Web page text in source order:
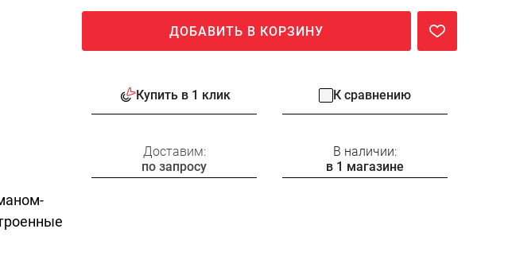
ДОБАВИТЬ В КОРЗИНУ
Купить в 1 клик К сравнению
Доставим:
по запросу
В наличии:
в 1 магазине